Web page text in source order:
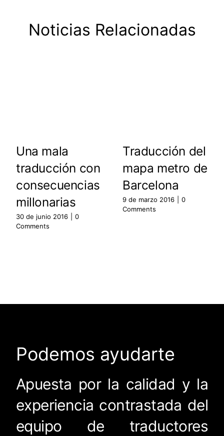
Noticias Relacionadas
Una mala
traducción con
consecuencias
millonarias
30 de junio 2016
0
Comments
Traducción del
mapa metro de
Barcelona
9 de marzo 2016
0
Comments
Podemos ayudarte
Apuesta por la calidad y la
experiencia contrastada del
equipo de traductores